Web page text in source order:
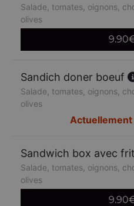
Salade, tomates, oignons,
olives
9.90
Sandich doner boeuf
Salade, tomates, oignons,
olives
Sandwich box avec
Salade, tomates, oignons,
olives
9.90